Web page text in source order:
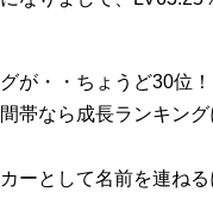
が・・ちょうど30位！
帯なら成長ランキング
ーとして名前を連ね